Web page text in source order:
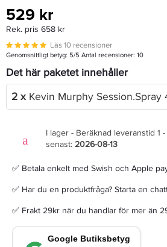
529 kr
Rek. pris 658 kr
Läs 10 recensioner
Genomsnittligt betyg: 5/5 Antal recensioner: 10
Det här paketet innehåller
2 x Kevin Murphy
I lager - Beräknad leveranstid 1
senast: 2026-08-13
✅ Betala enkelt med Swish och Apple
✅ Har du en produktfråga? Starta en
✅ Frakt 29kr när du handlar för mer än